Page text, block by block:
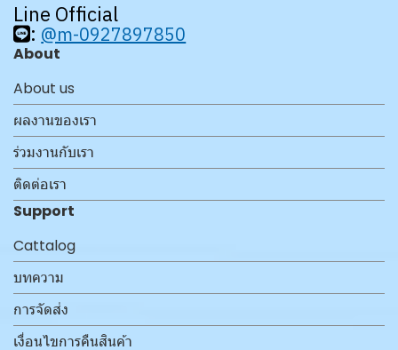
Line Official
: @m-0927897850
About
About us
ผลงานของเรา
ร่วมงานกับเรา
ติดต่อเรา
Support
Cattalog
บทความ
การจัดส่ง
เงื่อนไขการคืนสินค้า